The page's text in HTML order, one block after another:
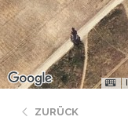
ZURÜCK